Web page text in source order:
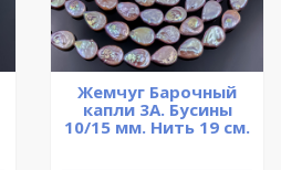
Жемчуг Барочный
капли 3А. Бусины
10/15 мм. Нить 19 см.